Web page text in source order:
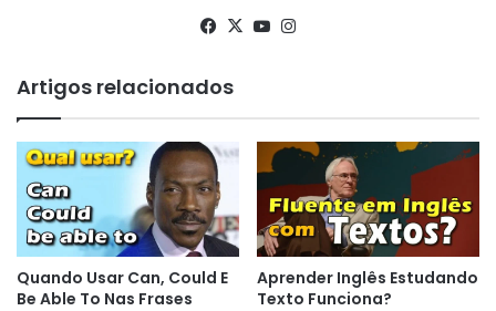
Facebook
X YouTube
Artigos relacionados
Quando Usar Can, Could E
Be Able To Nas Frases
Aprender Inglês Estudando
Texto Funciona?